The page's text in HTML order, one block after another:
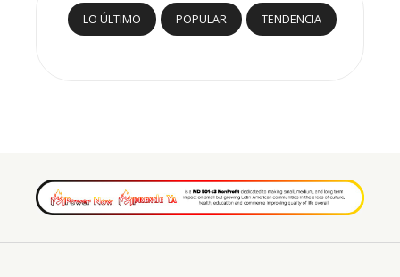
LO ÚLTIMO POPULAR TENDENCIA